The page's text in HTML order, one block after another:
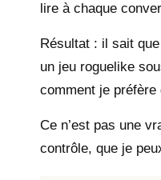
lire à chaque
Résultat : il sait
un jeu roguelike
comment je préfère
Ce n’est pas une
contrôle, que je